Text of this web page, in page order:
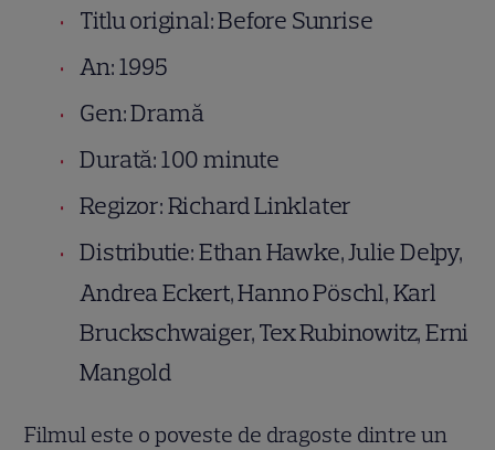
Titlu original: Before Sunrise
An: 1995
Gen: Dramă
Durată: 100 minute
Regizor: Richard Linklater
Distributie: Ethan Hawke, Julie Delpy,
Andrea Eckert, Hanno Pöschl, Karl
Bruckschwaiger, Tex Rubinowitz, Erni
Mangold
Filmul este o poveste de dragoste dintre un